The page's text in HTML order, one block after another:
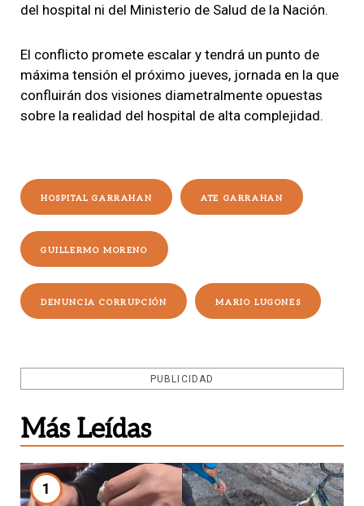
del hospital ni del Ministerio de Salud de la Nación.
El conflicto promete escalar y tendrá un punto de
máxima tensión el próximo jueves, jornada en la que
confluirán dos visiones diametralmente opuestas
sobre la realidad del hospital de alta complejidad.
HOSPITAL GARRAHAN ATE GARRAHAN
GUILLERMO MORENO
DENUNCIA CORRUPCIÓN MARIO LUGONES
PUBLICIDAD
Más Leídas
1